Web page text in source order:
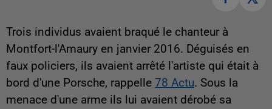
Trois individus avaient braqué le chanteur à
Montfort-l'Amaury en janvier 2016. Déguisés en
faux policiers, ils avaient arrêté l'artiste qui était à
bord d'une Porsche, rappelle 78 Actu. Sous la
menace d'une arme ils lui avaient dérobé sa